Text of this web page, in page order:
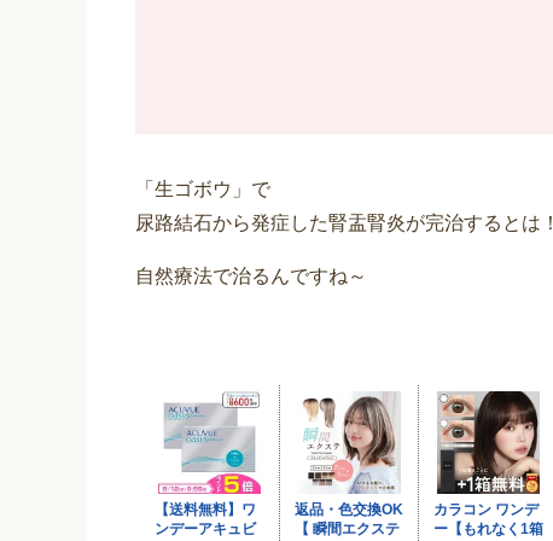
「生ゴボウ」で
尿路結石から発症した腎盂腎炎が完治するとは！
自然療法で治るんですね～